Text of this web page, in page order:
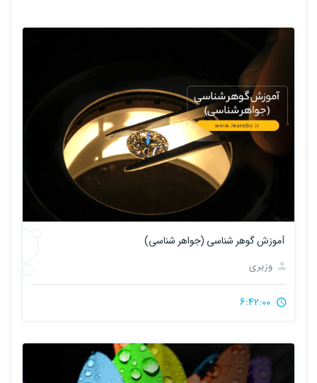
آموزش گوهر شناسی (جواهر شناسی)
وزیری